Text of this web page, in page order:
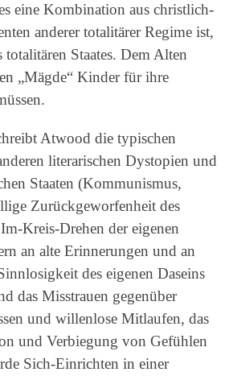
eine Kombination aus christlich-
anderer totalitärer Regime ist,
Staates. Dem Alten
„Mägde“ Kinder für ihre
Atwood die typischen
literarischen Dystopien und
Staaten (Kommunismus,
Zurückgeworfenheit des
Kreis-Drehen der eigenen
an alte Erinnerungen und an
des eigenen Daseins
das Misstrauen gegenüber
und willenlose Mitlaufen, das
und Verbiegung von Gefühlen
Sich-Einrichten in einer